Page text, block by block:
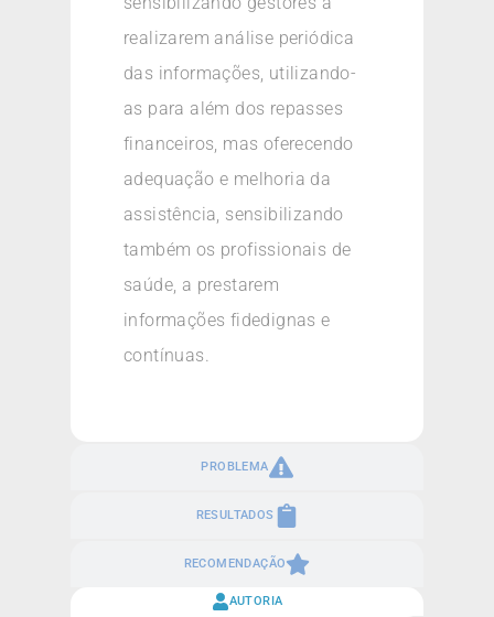
PROBLEMA
RESULTADOS
RECOMENDAÇÃO
realizarem análise periódica
das informações, utilizando-
as para além dos repasses
financeiros, mas oferecendo
adequação e melhoria da
assistência, sensibilizando
também os profissionais de
saúde, a prestarem
informações fidedignas e
contínuas.
AUTORIA